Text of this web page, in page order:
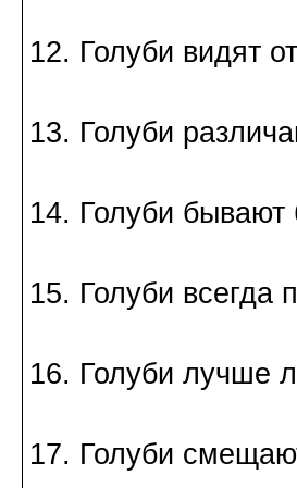
12. Голуби видят
13. Голуби
14. Голуби бывают
15. Голуби всегда
16. Голуби лучше
17. Голуби